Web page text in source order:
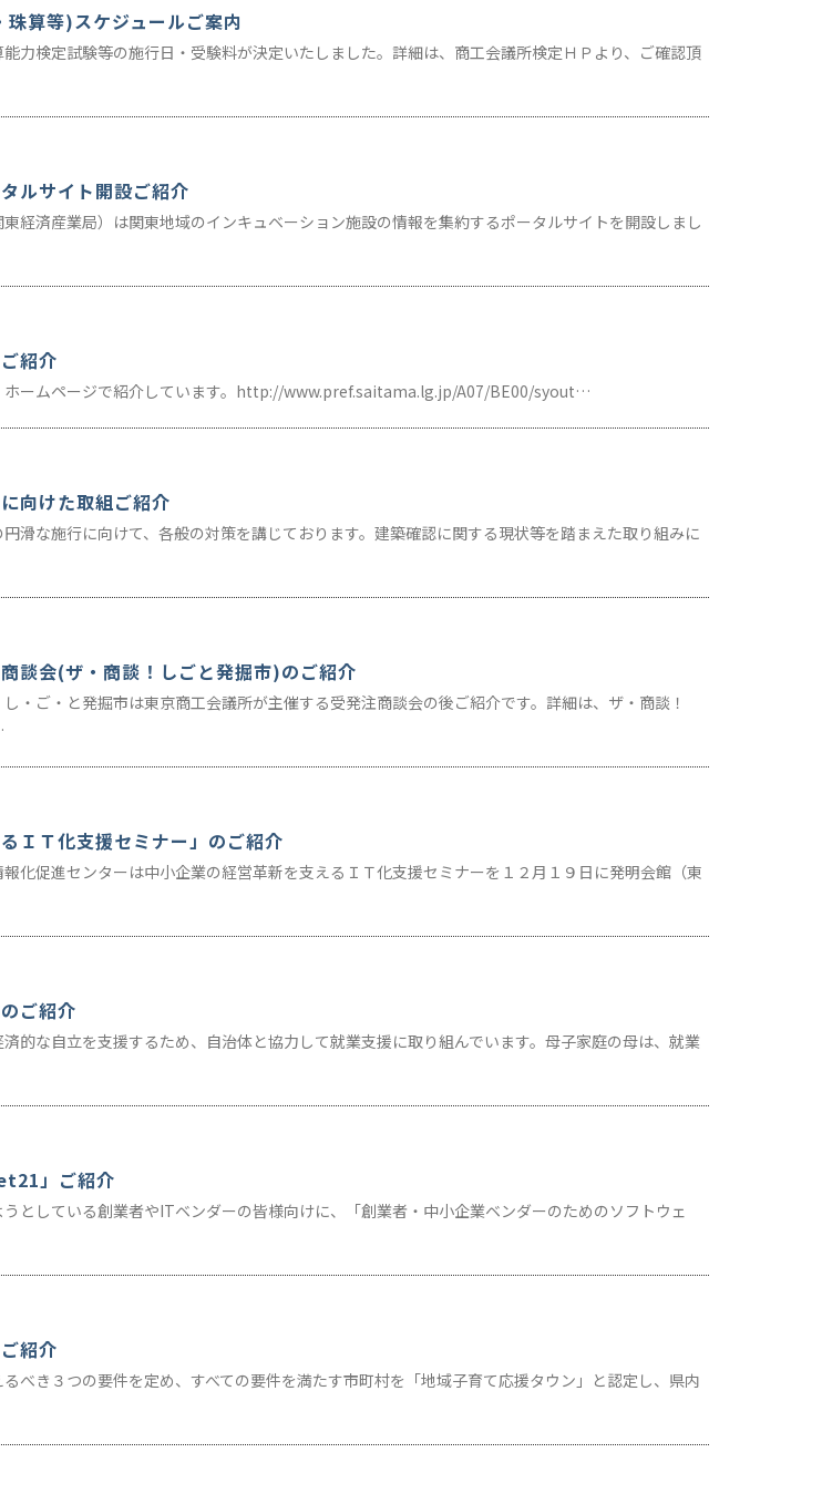
算等)スケジュールご案内
力検定試験等の施行日・受験料が決定いたしました。詳細は、商工会議所検定ＨＰより、ご確認頂
ルサイト開設ご紹介
経済産業局）は関東地域のインキュベーション施設の情報を集約するポータルサイトを開設しまし
紹介
ホームページで紹介しています。http://www.pref.saitama.lg.jp/A07/BE00/syout…
向けた取組ご紹介
滑な施行に向けて、各般の対策を講じております。建築確認に関する現状等を踏まえた取り組みに
談会(ザ・商談！しごと発掘市)のご紹介
し・ご・と発掘市は東京商工会議所が主催する受発注商談会の後ご紹介です。詳細は、ザ・商談！
ＩＴ化支援セミナー」のご紹介
化促進センターは中小企業の経営革新を支えるＩＴ化支援セミナーを１２月１９日に発明会館（東
ご紹介
的な自立を支援するため、自治体と協力して就業支援に取り組んでいます。母子家庭の母は、就業
」ご紹介
としている創業者やITベンダーの皆様向けに、「創業者・中小企業ベンダーのためのソフトウェ
紹介
べき３つの要件を定め、すべての要件を満たす市町村を「地域子育て応援タウン」と認定し、県内